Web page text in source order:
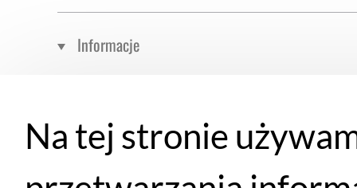
Informacje
Na tej stronie